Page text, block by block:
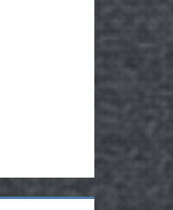
YouTube